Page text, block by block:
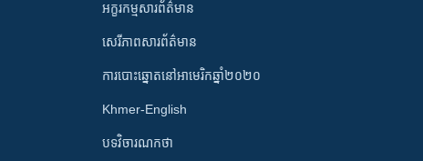
អក្ខរកម្មសារព័ត៌មាន
សេរីភាពសារព័ត៌មាន
ការបោះឆ្នោតនៅអាមេរិកឆ្នាំ២០២០
Khmer-English
បទវិចារណកថា